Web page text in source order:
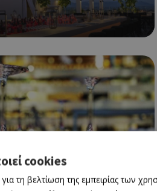
cookies
τη βελτίωση της εμπειρίας των